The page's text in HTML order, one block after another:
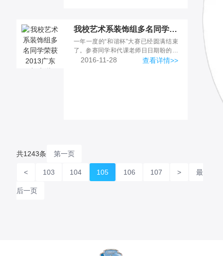
我校艺术系装饰组多名同学荣获2013广东省“和谐杯”室内设计大赛奖项-新闻中心|广东岭南现代高级技工学校
一年一度的“和谐杯”大赛已经圆满结束
了。参赛同学和代课老师日日期盼的成
绩就在昨天公布出来，多个同学获
2016-11-28 查看详情>>
共1243条 第一页
< 103 104 105 106 107 > 最
后一页